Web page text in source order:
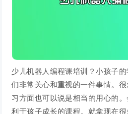
少儿机器人编程课培训？小孩子
们非常关心和重视的一件事情。
习方面也可以说是相当的用心的
利于孩子成长的课程。就拿现在